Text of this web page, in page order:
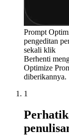
Prompt
pengeditan
sekali klik
Berhenti
Optimize
diberikannya.
1